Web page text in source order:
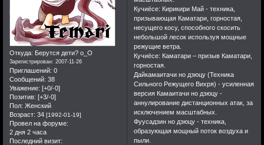
изменилось за это
время,это моя
грамотность(что
очень печально).Но
если хотя бы один из
вас увидит это
сообщение.Это того
стоило.До новых
встреч.Искренне ваш
kakashi. .
Откуда: Берутся дети? о_О
Зарегистрирован: 2007-11-26
Приглашений: 0
Сообщений: 38
Уважение: [+0/-0]
Позитив: [+3/-0]
Пол: Женский
Возраст: 34[1992-01-19]
Провел на форуме:
2 дня 2 часа
Последний визит:
Кучиёсе: Кирикири Май - техника,
призывающая Каматари, горностая,
несущего косу, способного скосить
небольшой лесок используя мощные
режущие ветра.
Кучиёсе: Каматари – призыв Каматари,
горностая.
Дайкамаитачи но дзюцу (Техника
Сильного Режущего Вихря) - усиленная
версия Камаитачи но дзюцу -
аннулирование дистанционных атак, за
исключением масштабных.
Фуусадзин но дзюцу - техника,
образующая мощный поток воздуха и
пыли.